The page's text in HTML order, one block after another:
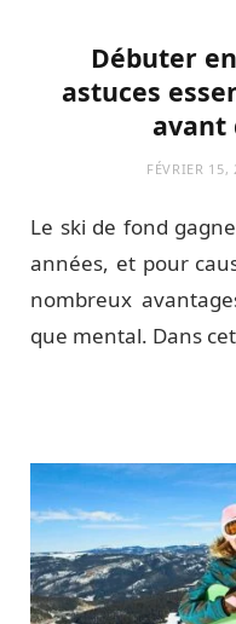
Débuter
astuces
avant
FÉVRIER 15,
Le ski de fond
années, et pour
nombreux
que mental. Dans